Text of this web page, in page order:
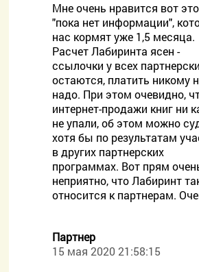
Мне очень нравится вот это
"пока нет информации",
нас кормят уже 1,5 месяца.
Расчет Лабиринта ясен -
ссылочки у всех
остаются, платить никому
надо. При этом очевидно,
интернет-продажи книг ни
не упали, об этом можно
хотя бы по результатам
в других партнерских
программах. Вот прям
неприятно, что Лабиринт
относится к партнерам.
Партнер
15 мая 2020 21:58:15